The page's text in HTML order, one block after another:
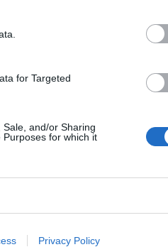
for Targeted
and/or Sharing
for which it
Privacy Policy
attività
Meteo